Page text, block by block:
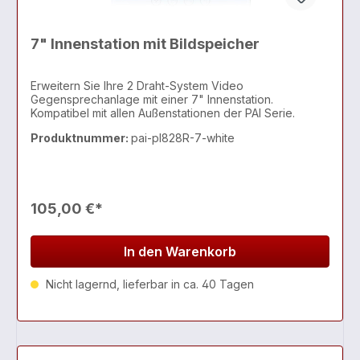
group.com
7" Innenstation mit Bildspeicher
Erweitern Sie Ihre 2 Draht-System Video
Gegensprechanlage mit einer 7" Innenstation.
Kompatibel mit allen Außenstationen der PAI Serie.
Produktnummer: pai-pl828R-7-white
105,00 €*
In den Warenkorb
Nicht lagernd, lieferbar in ca. 40 Tagen